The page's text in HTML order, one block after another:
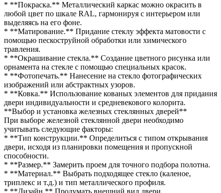
* **Покраска.** Металлический каркас можно окрасить в
любой цвет по шкале RAL, гармонируя с интерьером или
выделяясь на его фоне.
* **Матирование.** Придание стеклу эффекта матовости с
помощью пескоструйной обработки или химического
травления.
* **Окрашивание стекла.** Создание цветного рисунка или
орнамента на стекле с помощью специальных красок.
* **Фотопечать.** Нанесение на стекло фотографических
изображений или абстрактных узоров.
* **Ковка.** Использование кованых элементов для придания
двери индивидуальности и средневекового колорита.
**Выбор и установка железных стеклянных дверей**
При выборе железной стеклянной двери необходимо
учитывать следующие факторы:
* **Тип конструкции.** Определиться с типом открывания
двери, исходя из планировки помещения и пропускной
способности.
* **Размер.** Замерить проем для точного подбора полотна.
* **Материал.** Выбрать подходящее стекло (каленое,
триплекс и т.д.) и тип металлического профиля.
* **Дизайн.** Продумать внешний вид двери,